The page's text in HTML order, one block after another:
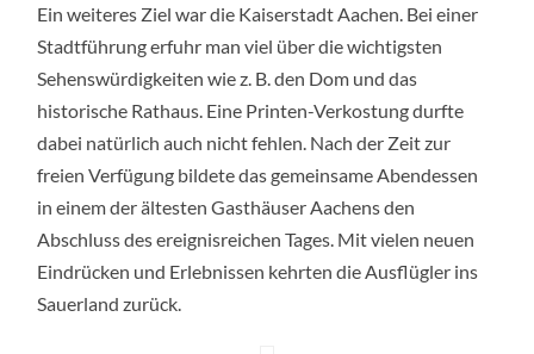
Ein weiteres Ziel war die Kaiserstadt Aachen. Bei einer
Stadtführung erfuhr man viel über die wichtigsten
Sehenswürdigkeiten wie z. B. den Dom und das
historische Rathaus. Eine Printen-Verkostung durfte
dabei natürlich auch nicht fehlen. Nach der Zeit zur
freien Verfügung bildete das gemeinsame Abendessen
in einem der ältesten Gasthäuser Aachens den
Abschluss des ereignisreichen Tages. Mit vielen neuen
Eindrücken und Erlebnissen kehrten die Ausflügler ins
Sauerland zurück.